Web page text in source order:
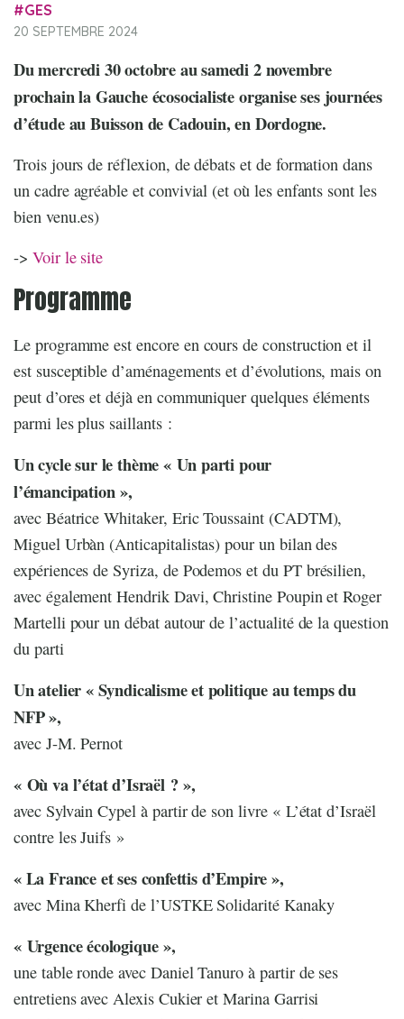
GES
20 SEPTEMBRE 2024
Du mercredi 30 octobre au samedi 2 novembre
prochain la Gauche écosocialiste organise ses journées
d’étude au Buisson de Cadouin, en Dordogne.
Trois jours de réflexion, de débats et de formation dans
un cadre agréable et convivial (et où les enfants sont les
bien venu.es)
-> Voir le site
Programme
Le programme est encore en cours de construction et il
est susceptible d’aménagements et d’évolutions, mais on
peut d’ores et déjà en communiquer quelques éléments
parmi les plus saillants :
Un cycle sur le thème « Un parti pour
l’émancipation »,
avec Béatrice Whitaker, Eric Toussaint (CADTM),
Miguel Urbàn (Anticapitalistas) pour un bilan des
expériences de Syriza, de Podemos et du PT brésilien,
avec également Hendrik Davi, Christine Poupin et Roger
Martelli pour un débat autour de l’actualité de la question
du parti
Un atelier « Syndicalisme et politique au temps du
NFP »,
avec J-M. Pernot
« Où va l’état d’Israël ? »,
avec Sylvain Cypel à partir de son livre « L’état d’Israël
contre les Juifs »
« La France et ses confettis d’Empire »,
avec Mina Kherfi de l’USTKE Solidarité Kanaky
« Urgence écologique »,
une table ronde avec Daniel Tanuro à partir de ses
entretiens avec Alexis Cukier et Marina Garrisi